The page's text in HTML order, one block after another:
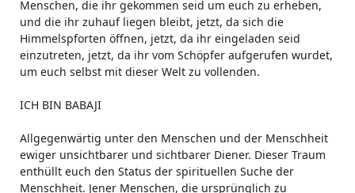
Menschen, die ihr gekommen seid um euch zu erheben,
und die ihr zuhauf liegen bleibt, jetzt, da sich die
Himmelspforten öffnen, jetzt, da ihr eingeladen seid
einzutreten, jetzt, da ihr vom Schöpfer aufgerufen wurdet,
um euch selbst mit dieser Welt zu vollenden.
ICH BIN BABAJI
Allgegenwärtig unter den Menschen und der Menschheit
ewiger unsichtbarer und sichtbarer Diener. Dieser Traum
enthüllt euch den Status der spirituellen Suche der
Menschheit. Jener Menschen, die ursprünglich zu